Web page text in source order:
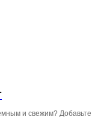
и свежим? Добавьте